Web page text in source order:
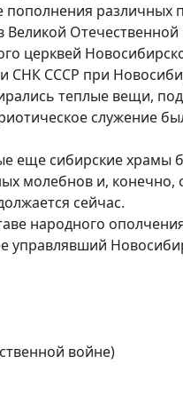
различных
Великой
церквей
СССР при
теплые вещи,
служение
еще сибирские храмы
молебнов и,
сейчас.
народного
войне)